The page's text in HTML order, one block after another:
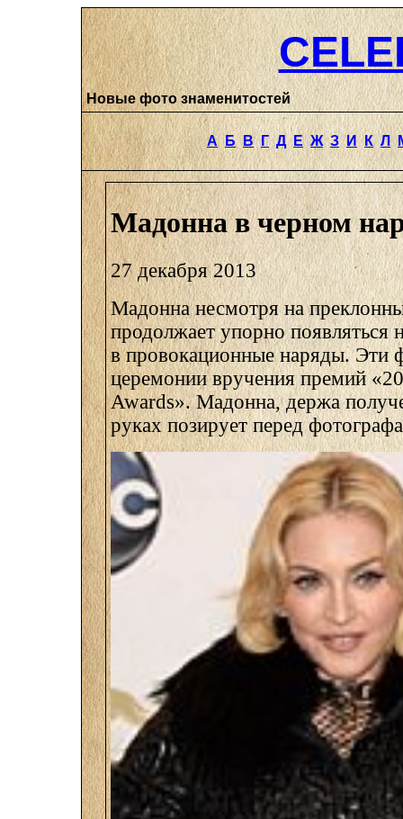
Новые фото знаменитостей
А Б В Г Д Е Ж З И К Л
Мадонна в черном
27 декабря 2013
Мадонна несмотря на
продолжает упорно появляться
в провокационные наряды. Эти
церемонии вручения премий
Awards». Мадонна, держа
руках позирует перед